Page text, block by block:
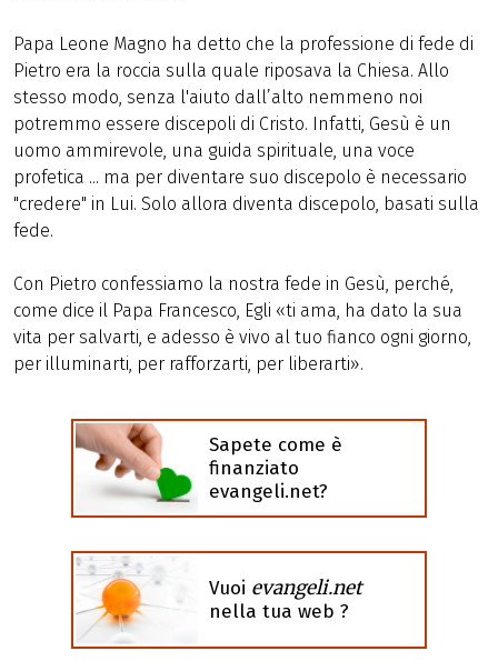
Papa Leone Magno ha detto che la professione di fede di
Pietro era la roccia sulla quale riposava la Chiesa. Allo
stesso modo, senza l'aiuto dall’alto nemmeno noi
potremmo essere discepoli di Cristo. Infatti, Gesù è un
uomo ammirevole, una guida spirituale, una voce
profetica ... ma per diventare suo discepolo è necessario
"credere" in Lui. Solo allora diventa discepolo, basati sulla
fede.
Con Pietro confessiamo la nostra fede in Gesù, perché,
come dice il Papa Francesco, Egli «ti ama, ha dato la sua
vita per salvarti, e adesso è vivo al tuo fianco ogni giorno,
per illuminarti, per rafforzarti, per liberarti».
Sapete come è
finanziato
evangeli.net?
Vuoi evangeli.net
nella tua web ?